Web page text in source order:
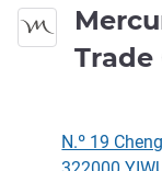
Trade
N.º 19